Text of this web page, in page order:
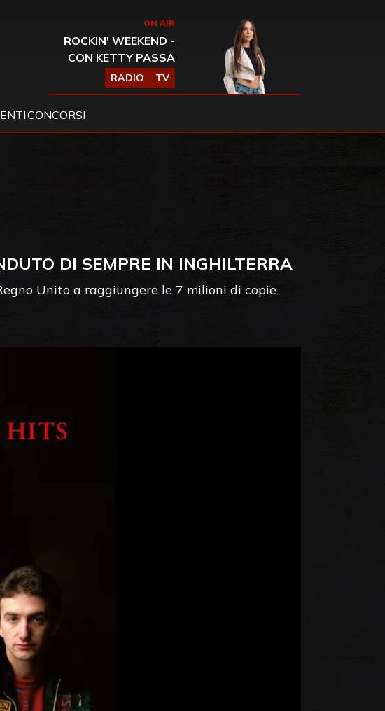
ON AIR
ROCKIN' WEEKEND -
CON KETTY PASSA
RADIO TV
CONCORSI
DI SEMPRE IN INGHILTERRA
Unito a raggiungere le 7 milioni di copie